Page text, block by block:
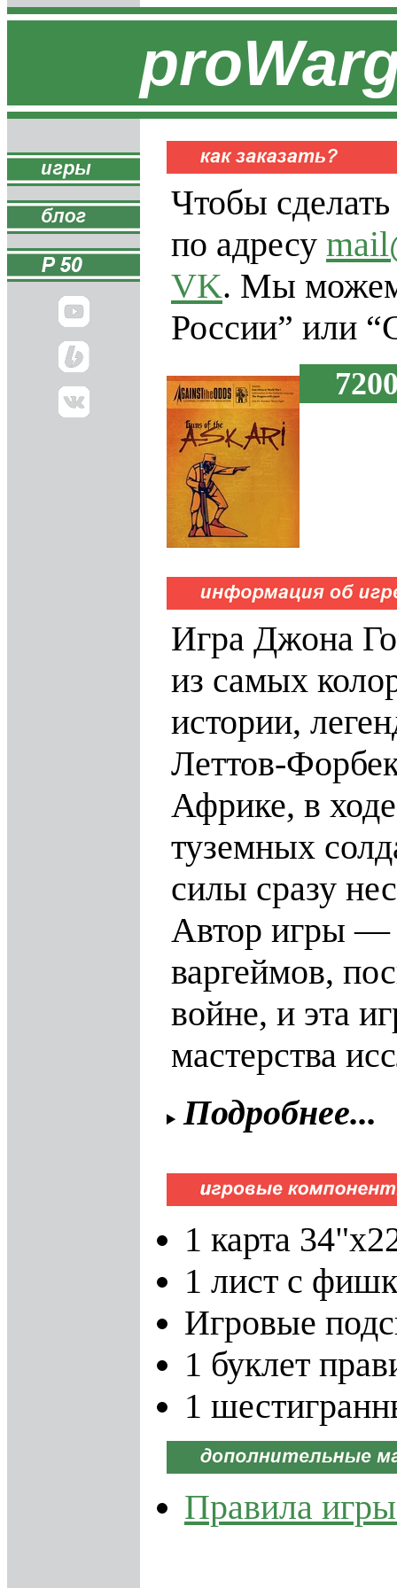
Чтобы
по адресу
VK. Мы можем
России” или
Игра Джона
из самых
истории,
Леттов-
Африке, в
туземных
силы сразу
Автор игры —
варгеймов,
войне, и эта
мастерства
Подробнее...
1 карта
1 лист с
Игровые
1 буклет
1
Правила